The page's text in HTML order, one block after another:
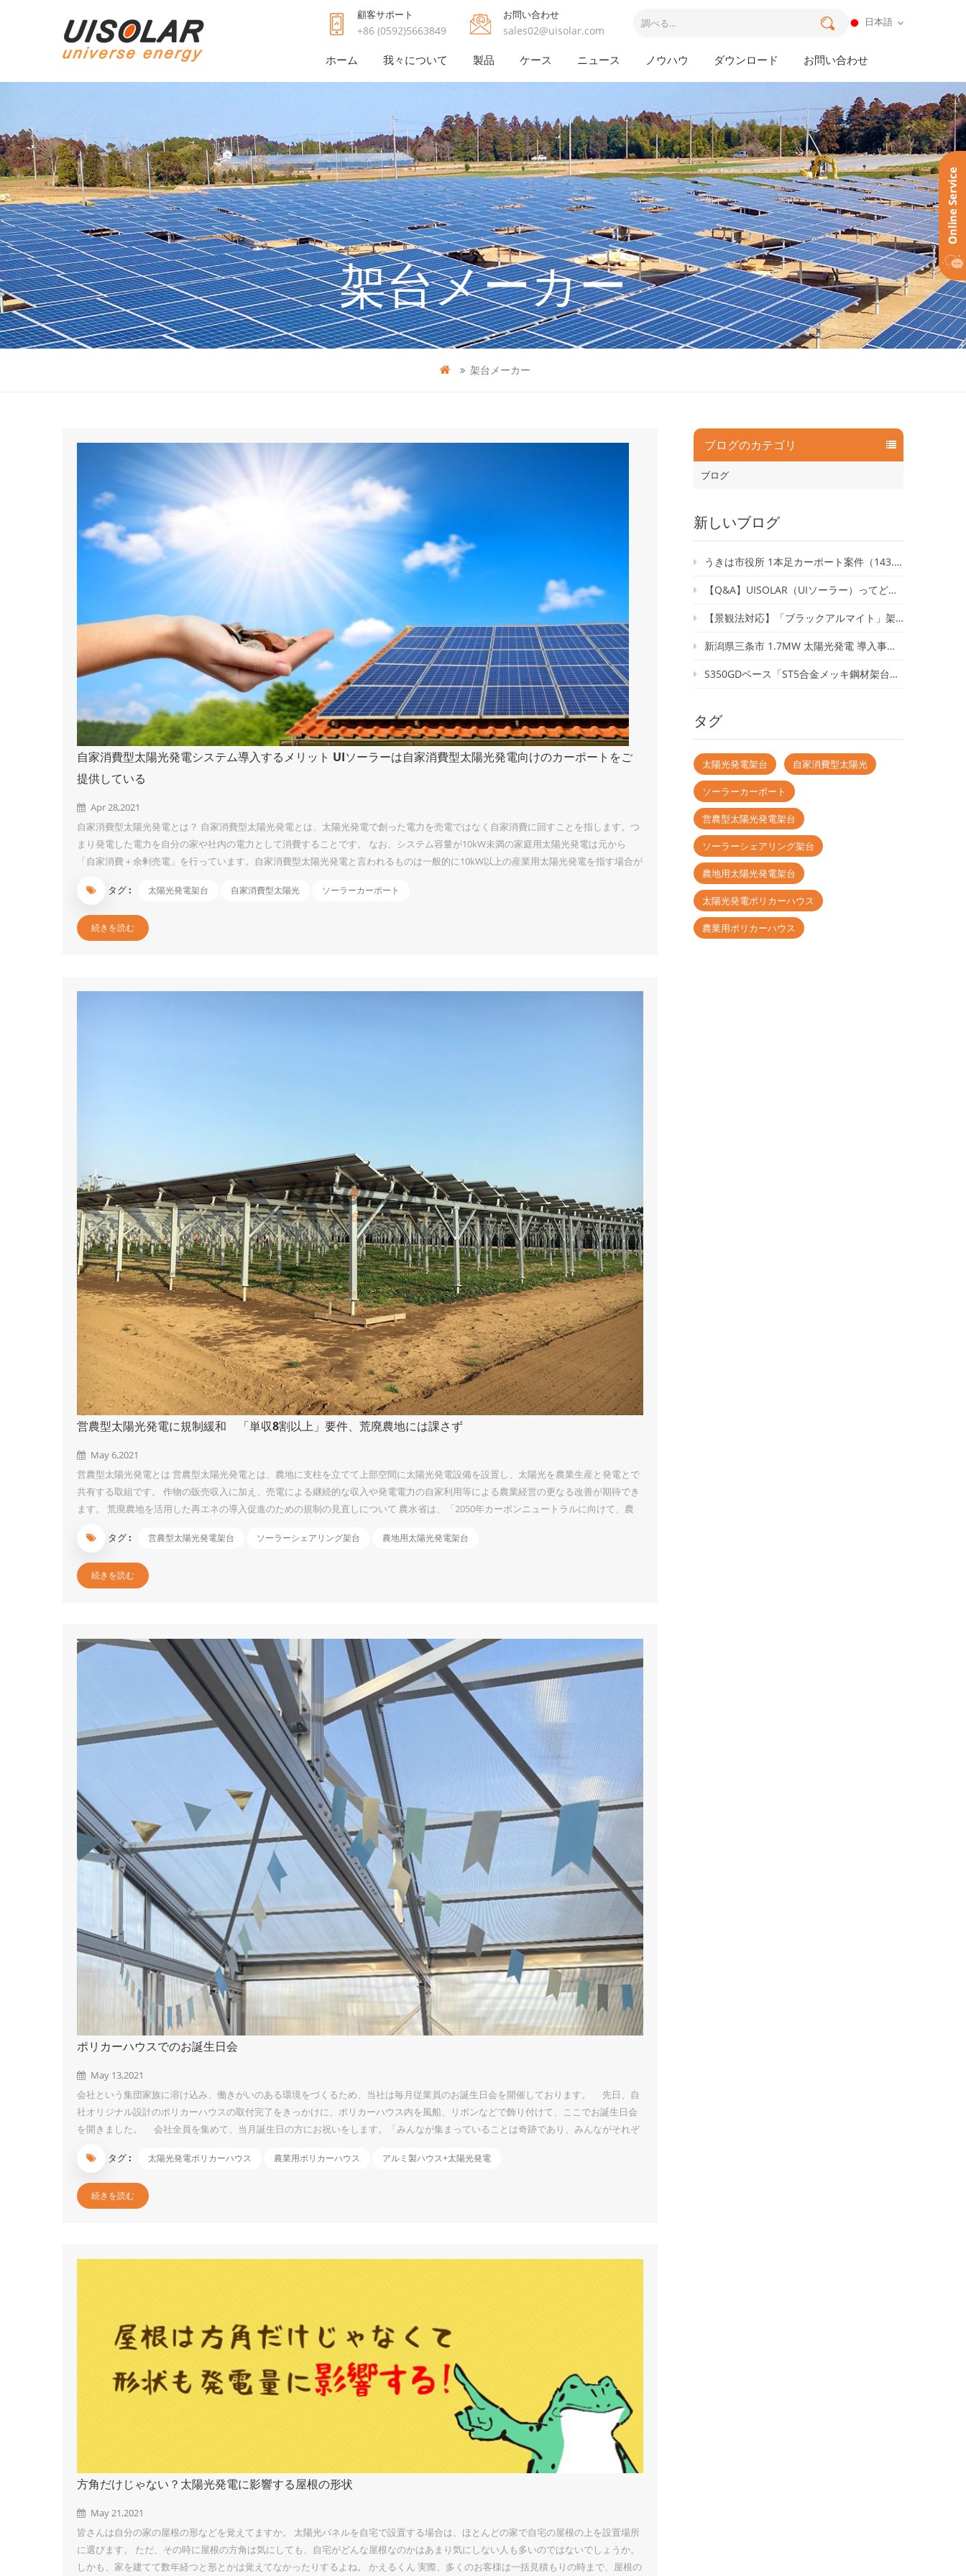
顧客サポート
+86 (0592)5663849
お問い合わせ
sales02@uisolar.com
日本語
ホーム 我々について 製品 ケース ニュース ノウハウ ダウンロード お問い合わせ
架台メーカー
架台メーカー
自家消費型太陽光発電システム導入するメリット UIソーラーは自家消費型太陽光発電向けのカーポートをご
提供している
Apr 28,2021
自家消費型太陽光発電とは？ 自家消費型太陽光発電とは、太陽光発電で創った電力を売電ではなく自家消費に回すことを指します。つ
まり発電した電力を自分の家や社内の電力として消費することです。 なお、システム容量が10kW未満の家庭用太陽光発電は元から
「自家消費＋余剰売電」を行っています。自家消費型太陽光発電と言われるものは一般的に10kW以上の産業用太陽光発電を指す場合が
由として以下の2点が挙げられます。 原子力発電の停止 再エネ賦課金の上昇 太陽光発電で自社の電気をまかなう場合は、このような電
気代の値上げの影響を受けず、再生エネルギー発電促進賦課金を支払う必要もないので、電気代を一定の金額に抑えることも可能で
す。 ② デマンドコントロールができる デマンド値とは「30分...
タグ : 太陽光発電架台 自家消費型太陽光 ソーラーカーポート
続きを読む
営農型太陽光発電に規制緩和 「単収8割以上」要件、荒廃農地には課さず
May 6,2021
営農型太陽光発電とは 営農型太陽光発電とは、農地に支柱を立てて上部空間に太陽光発電設備を設置し、太陽光を農業生産と発電とで
共有する取組です。 作物の販売収入に加え、売電による継続的な収入や発電電力の自家利用等による農業経営の更なる改善が期待でき
ます。 荒廃農地を活用した再エネの導入促進のための規制の見直しについて 農水省は、「2050年カーボンニュートラルに向けて、農
置しやすくするために農地転用規制などを見直す」 1）営農型太陽光については、「荒廃農地を再生利用する場合は、おおむね８割以
上の単収を確保する要件は課さず、農地が適正かつ効率的に利用されているか否かによって判断する」とした。加えて、「一時転用期
間（10年以内）が満了する際、営農に支障が生じていない限り、再許可に...
タグ : 営農型太陽光発電架台 ソーラーシェアリング架台 農地用太陽光発電架台
続きを読む
ポリカーハウスでのお誕生日会
May 13,2021
会社という集団家族に溶け込み、働きがいのある環境をづくるため、当社は毎月従業員のお誕生日会を開催しております。 先日、自
社オリジナル設計のポリカーハウスの取付完了をきっかけに、ポリカーハウス内を風船、リボンなどで飾り付けて、ここでお誕生日会
を開きました。 会社全員を集めて、当月誕生日の方にお祝いをします。「みんなが集まっていることは奇跡であり、みんながそれぞ
ケーキ、果物、ジュース、ピザなど美味しいものを食べながら、同僚たちと話しあったり、とても幸せを感じています。私の一番すぎ
なものは酸っぱくて甘いマンゴー・パッションフルーツで～す。今回はパネルイメージ付きのケーキも登場しましたよ！ケーキは美味
しかったですが、その青色が歯につくのはちょっ...
タグ : 太陽光発電ポリカーハウス 農業用ポリカーハウス アルミ製ハウス+太陽光発電
続きを読む
方角だけじゃない？太陽光発電に影響する屋根の形状
May 21,2021
皆さんは自分の家の屋根の形などを覚えてますか。 太陽光パネルを自宅で設置する場合は、ほとんどの家で自宅の屋根の上を設置場所
に選びます。 ただ、その時に屋根の方角は気にしても、自宅がどんな屋根なのかはあまり気にしない人も多いのではないでしょうか。
しかも、家を建てて数年経つと形とかは覚えてなかったりするよね。 かえるくん 実際、多くのお客様は一括見積もりの時まで、屋根の
ブログのカテゴリ
ブログ
新しいブログ
うきは市役所 1本足カーポート案件（143.52kW）が竣工いたしました
【Q&A】UISOLAR（UIソーラー）ってどんな会社？｜太陽光架台の専門メーカーに聞いてみた
【景観法対応】「ブラックアルマイト」架台で自然と調和するソーラーシェアリングを実現
新潟県三条市 1.7MW 太陽光発電 導入事例｜穴あけ不要の屋根用クランプ「TR04」
S350GDベース「ST5合金メッキ鋼材架台」｜高耐腐食・低コストを実現した次世代太陽光架台
タグ
太陽光発電架台 自家消費型太陽光
ソーラーカーポート
営農型太陽光発電架台
ソーラーシェアリング架台
農地用太陽光発電架台
太陽光発電ポリカーハウス
農業用ポリカーハウス